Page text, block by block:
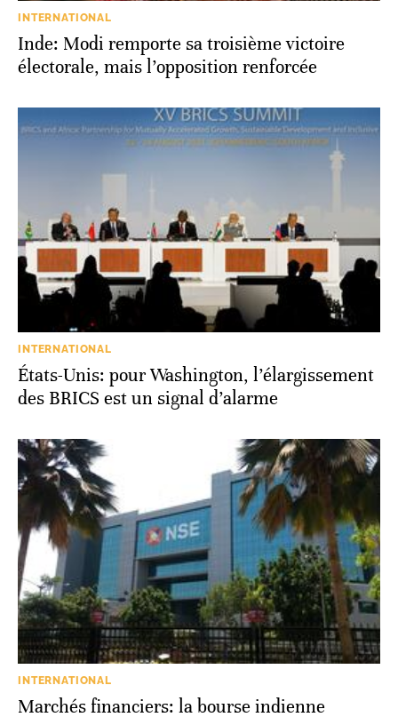
INTERNATIONAL
Inde: Modi remporte sa troisième victoire
électorale, mais l’opposition renforcée
INTERNATIONAL
États-Unis: pour Washington, l’élargissement
des BRICS est un signal d’alarme
INTERNATIONAL
Marchés financiers: la bourse indienne